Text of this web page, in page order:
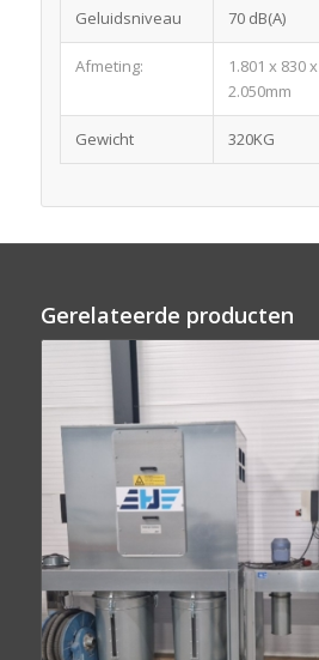
Geluidsniveau 70 dB(A)
Afmeting:
1.801 x 830 x
2.050mm
Gewicht 320KG
Gerelateerde producten